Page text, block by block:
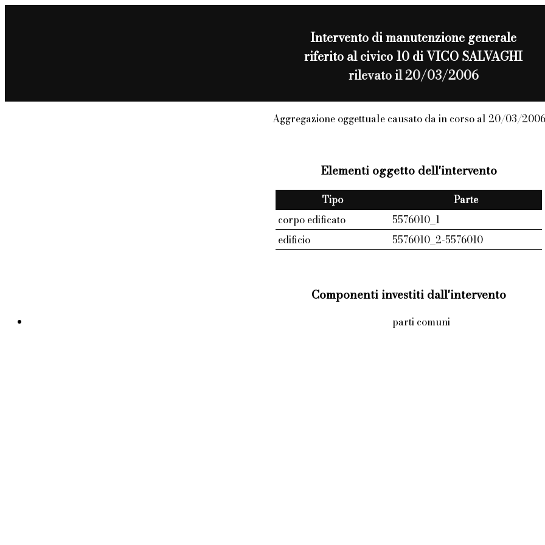
Intervento dimanutenzione generale
riferito al civico 10 di VICO SALVAGHI
rilevato il 20/03/2006
Aggregazione oggettuale causato da in corso al 20/03/2006
Elementi oggetto dell'intervento
Tipo
Parte
corpo edificato
5576010_1
edificio
5576010_2-5576010
Componenti investiti dall'intervento
parti comuni